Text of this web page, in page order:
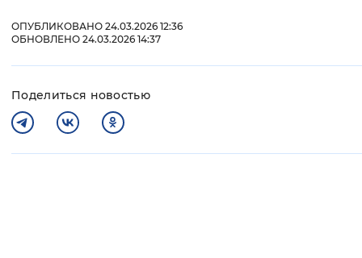
ОПУБЛИКОВАНО 24.03.2026 12:36
ОБНОВЛЕНО 24.03.2026 14:37
Поделиться новостью